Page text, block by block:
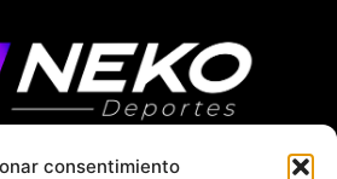
consentimiento